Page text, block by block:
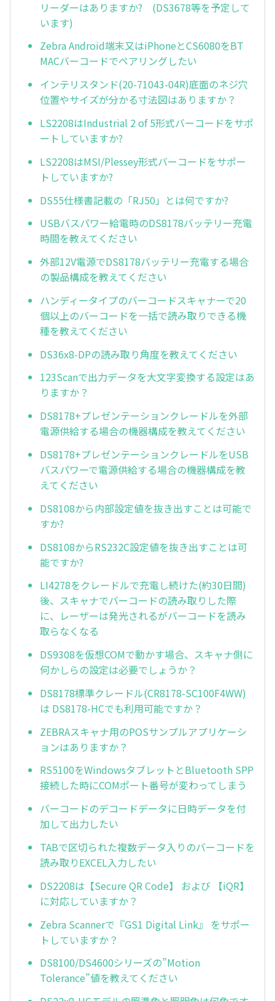
リーダーはありますか? (DS3678等を予定して
います)
Zebra Android端末又はiPhoneとCS6080をBT
MACバーコードでペアリングしたい
インテリスタンド(20-71043-04R)底面のネジ穴
位置やサイズが分かる寸法図はありますか？
LS2208はIndustrial 2 of 5形式バーコードをサポ
ートしていますか?
LS2208はMSI/Plessey形式バーコードをサポー
トしていますか?
DS55仕様書記載の「RJ50」とは何ですか?
USBバスパワー給電時のDS8178バッテリー充電
時間を教えてください
外部12V電源でDS8178バッテリー充電する場合
の製品構成を教えてください
ハンディータイプのバーコードスキャナーで20
個以上のバーコードを一括で読み取りできる機
種を教えてください
DS36x8-DPの読み取り角度を教えてください
123Scanで出力データを大文字変換する設定はあ
りますか？
DS8178+プレゼンテーションクレードルを外部
電源供給する場合の機器構成を教えてください
DS8178+プレゼンテーションクレードルをUSB
バスパワーで電源供給する場合の機器構成を教
えてください
DS8108から内部設定値を抜き出すことは可能で
すか?
DS8108からRS232C設定値を抜き出すことは可
能ですか?
LI4278をクレードルで充電し続けた(約30日間)
後、スキャナでバーコードの読み取りした際
に、レーザーは発光されるがバーコードを読み
取らなくなる
DS9308を仮想COMで動かす場合、スキャナ側に
何かしらの設定は必要でしょうか？
DS8178標準クレードル(CR8178-SC100F4WW)
は DS8178-HCでも利用可能ですか？
ZEBRAスキャナ用のPOSサンプルアプリケーシ
ョンはありますか？
RS5100をWindowsタブレットとBluetooth SPP
接続した時にCOMポート番号が変わってしまう
バーコードのデコードデータに日時データを付
加して出力したい
TABで区切られた複数データ入りのバーコードを
読み取りEXCEL入力したい
DS2208は【Secure QR Code】 および 【iQR】
に対応していますか？
Zebra Scannerで『GS1 Digital Link』 をサポー
トしていますか？
DS8100/DS4600シリーズの”Motion
Tolerance”値を教えてください